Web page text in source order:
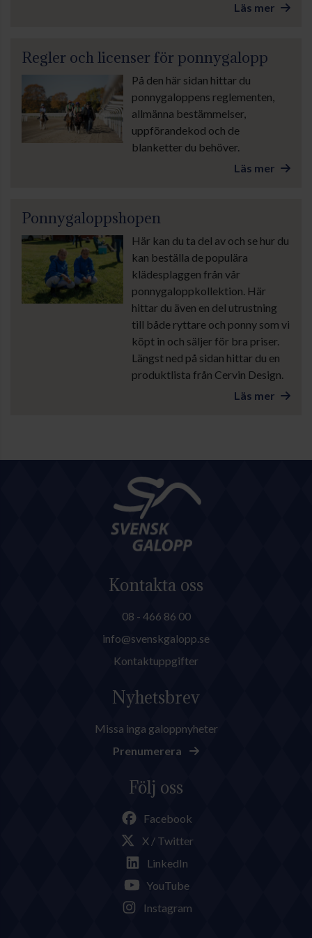
Läs mer
Regler och licenser för ponnygalopp
På den här sidan hittar du
ponnygaloppens reglementen,
allmänna bestämmelser,
uppförandekod och de
blanketter du behöver.
Läs mer
Ponnygaloppshopen
Här kan du ta del av och se hur du
kan beställa de populära
klädesplaggen från vår
ponnygaloppkollektion. Här
hittar du även en del utrustning
till både ryttare och ponny som vi
köpt in och säljer för bra priser.
Längst ned på sidan hittar du en
produktlista från Cervin Design.
Läs mer
Kontakta oss
08 - 466 86 00
info@svenskgalopp.se
Kontaktuppgifter
Nyhetsbrev
Missa inga galoppnyheter
Prenumerera
Följ oss
Facebook
X / Twitter
LinkedIn
YouTube
Instagram